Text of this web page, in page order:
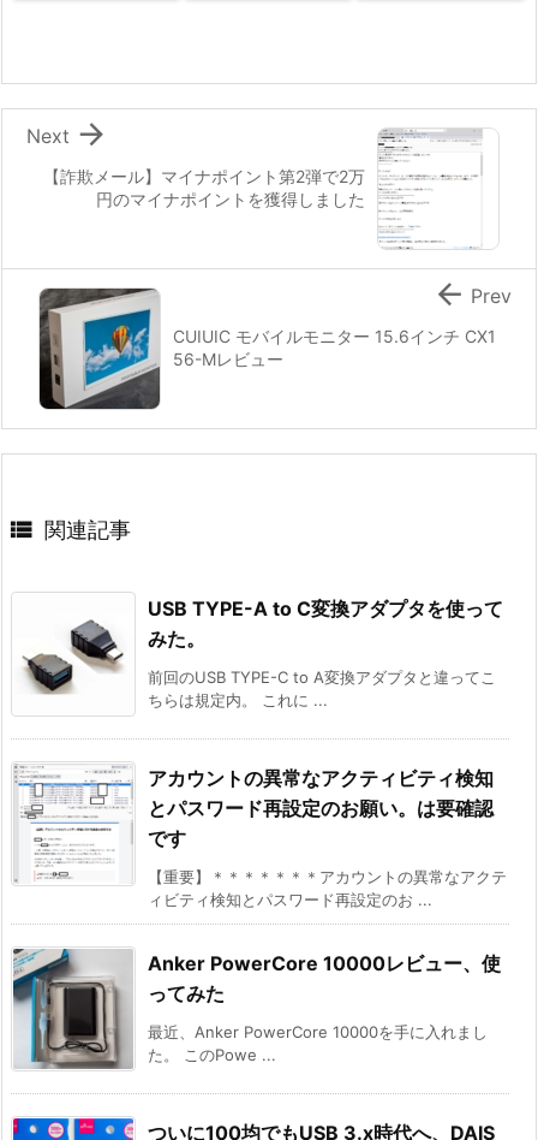
【詐欺メール】マイナポイント第2弾で2万
円のマイナポイントを獲得しました

Next
CUIUIC モバイルモニター 15.6インチ CX1
56-Mレビュー
 Prev
 関連記事
USB TYPE-A to C変換アダプタを使って
みた。
前回のUSB TYPE-C to A変換アダプタと違ってこ
ちらは規定内。 これに ...
アカウントの異常なアクティビティ検知
とパスワード再設定のお願い。は要確認
です
【重要】＊＊＊＊＊＊＊アカウントの異常なアクテ
ィビティ検知とパスワード再設定のお ...
Anker PowerCore 10000レビュー、使
ってみた
最近、Anker PowerCore 10000を手に入れまし
た。 このPowe ...
ついに100均でもUSB 3.x時代へ、DAIS